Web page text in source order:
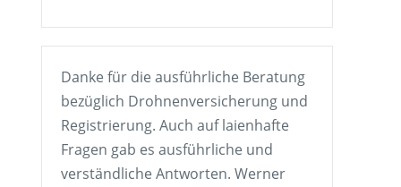
Danke für die ausführliche Beratung
bezüglich Drohnenversicherung und
Registrierung. Auch auf laienhafte
Fragen gab es ausführliche und
verständliche Antworten. Werner